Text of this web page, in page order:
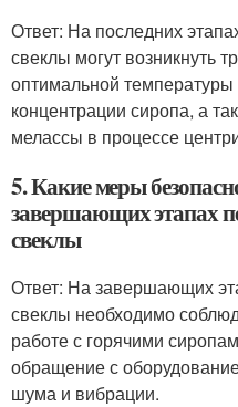
Ответ: На последних
свеклы могут возникнуть
оптимальной
концентрации сиропа, а
мелассы в процессе
5. Какие меры
завершающих этапах
свеклы
Ответ: На завершающих
свеклы необходимо
работе с горячими
обращение с
шума и вибрации.